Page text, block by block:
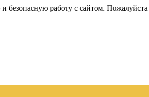
безопасную работу с сайтом. Пожалуйста